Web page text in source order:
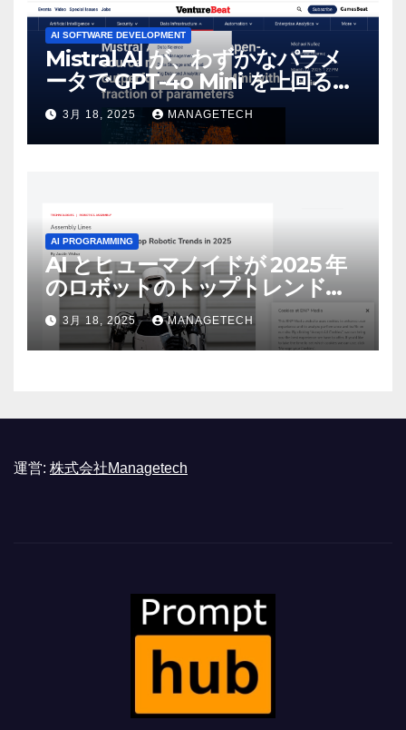
AI SOFTWARE DEVELOPMENT
Mistral AI が、わずかなパラメ
ータで GPT-4o Mini を上回る新
しいオープンソース モデルをリ
リース | VentureBeat
3月 18, 2025 MANAGETECH
AI PROGRAMMING
AI とヒューマノイドが 2025 年
のロボットのトップトレンドに |
ASSEMBLY
3月 18, 2025 MANAGETECH
運営: 株式会社Managetech